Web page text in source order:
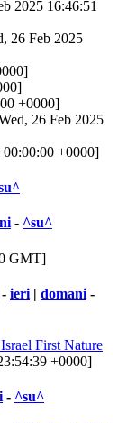
2025 16:46:51
26 Feb 2025
+0000]
26 Feb 2025
00:00:00 +0000]
- ^su^
GMT]
ieri | domani -
First Nature
+0000]
- ^su^